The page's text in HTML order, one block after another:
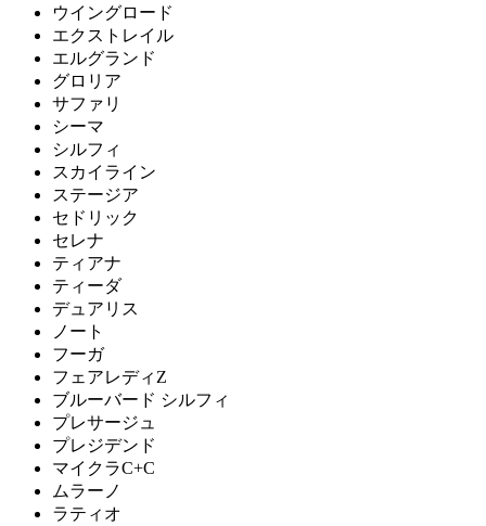
ウイングロード
エクストレイル
エルグランド
グロリア
サファリ
シーマ
シルフィ
スカイライン
ステージア
セドリック
セレナ
ティアナ
ティーダ
デュアリス
ノート
フーガ
フェアレディZ
ブルーバード シルフィ
プレサージュ
プレジデンド
マイクラC+C
ムラーノ
ラティオ